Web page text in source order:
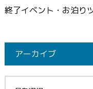
終了イベント・お泊り
アーカイブ